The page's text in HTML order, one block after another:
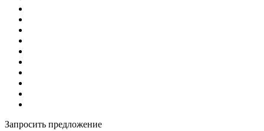
Запросить предложение